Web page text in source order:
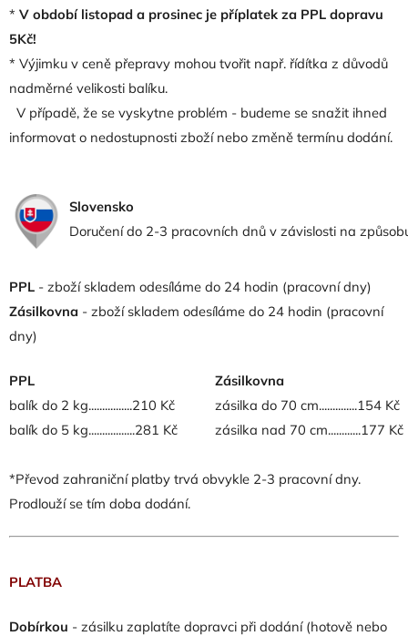
* V období listopad a prosinec je příplatek za PPL dopravu
5Kč!
* Výjimku v ceně přepravy mohou tvořit např. řídítka z důvodů
nadměrné velikosti balíku.
V případě, že se vyskytne problém - budeme se snažit ihned
informovat o nedostupnosti zboží nebo změně termínu dodání.
Slovensko
Doručení do 2-3 pracovních dnů v závislosti na
PPL - zboží skladem odesíláme do 24 hodin (pracovní dny)
Zásilkovna - zboží skladem odesíláme do 24 hodin (pracovní
dny)
PPL
Zásilkovna
balík do 2 kg................210 Kč
zásilka do 70 cm..............154 Kč
balík do 5 kg.................281 Kč
zásilka nad 70 cm............177 Kč
*Převod zahraniční platby trvá obvykle 2-3 pracovní dny.
Prodlouží se tím doba dodání.
PLATBA
Dobírkou - zásilku zaplatíte dopravci při dodání (hotově nebo